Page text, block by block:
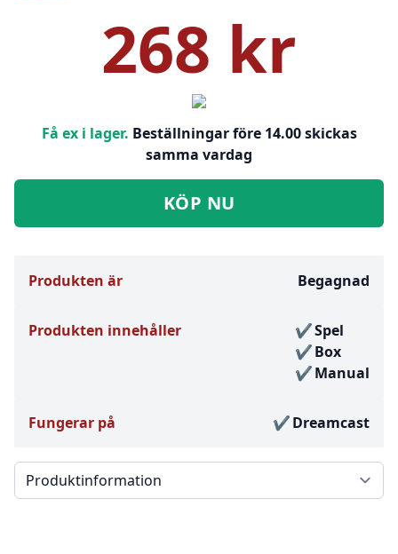
268 kr
Få ex i lager. Beställningar före 14.00 skickas
samma vardag
KÖP NU
Produkten är Begagnad
Produkten innehåller
Spel
Box
Manual
Fungerar på Dreamcast
Välj en flik